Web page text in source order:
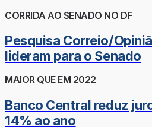
CORRIDA AO SENADO NO DF
Pesquisa Correio/
lideram para o Senado
MAIOR QUE EM 2022
Banco Central reduz
14% ao ano